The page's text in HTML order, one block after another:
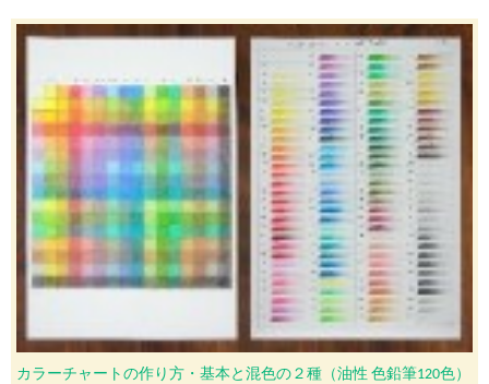
カラーチャートの作り方・基本と混色の２種（油性 色鉛筆120色）